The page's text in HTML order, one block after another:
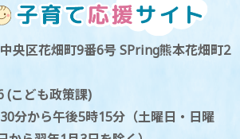
央区花畑町9番6号 SPring熊本花畑町2
(こども政策課)
分から午後5時15分（土曜日・日曜